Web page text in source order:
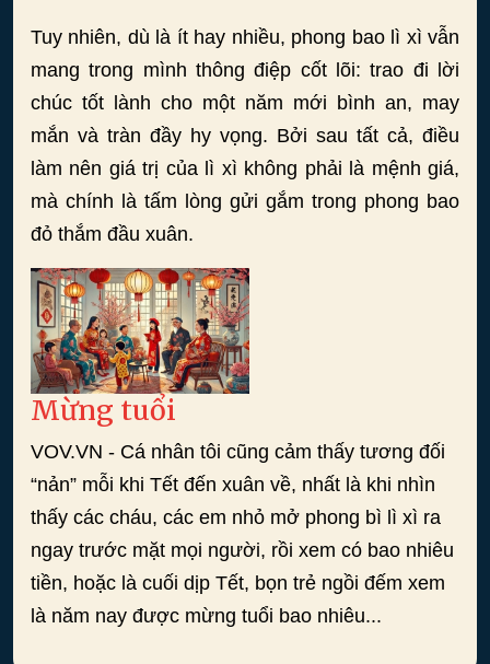
Tuy nhiên, dù là ít hay nhiều, phong bao lì xì vẫn
mang trong mình thông điệp cốt lõi: trao đi lời
chúc tốt lành cho một năm mới bình an, may
mắn và tràn đầy hy vọng. Bởi sau tất cả, điều
làm nên giá trị của lì xì không phải là mệnh giá,
mà chính là tấm lòng gửi gắm trong phong bao
đỏ thắm đầu xuân.
Mừng tuổi
VOV.VN - Cá nhân tôi cũng cảm thấy tương đối
“nản” mỗi khi Tết đến xuân về, nhất là khi nhìn
thấy các cháu, các em nhỏ mở phong bì lì xì ra
ngay trước mặt mọi người, rồi xem có bao nhiêu
tiền, hoặc là cuối dịp Tết, bọn trẻ ngồi đếm xem
là năm nay được mừng tuổi bao nhiêu...